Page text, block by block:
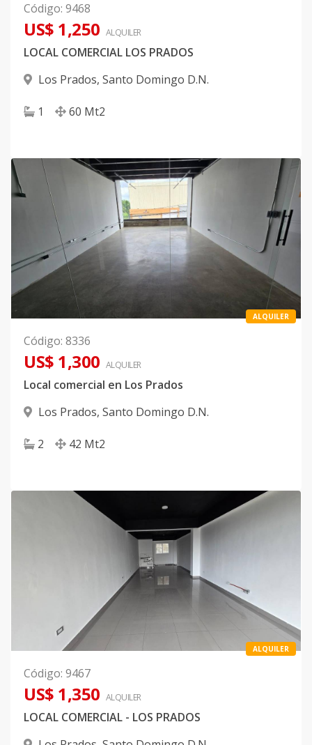
Código: 9468
US$ 1,250 ALQUILER
LOCAL COMERCIAL LOS PRADOS
Los Prados, Santo Domingo D.N.
1 60 Mt2
ALQUILER
Código: 8336
US$ 1,300 ALQUILER
Local comercial en Los Prados
Los Prados, Santo Domingo D.N.
2 42 Mt2
ALQUILER
Código: 9467
US$ 1,350 ALQUILER
LOCAL COMERCIAL - LOS PRADOS